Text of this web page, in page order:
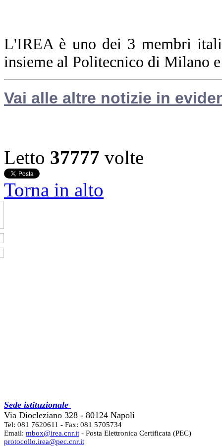
L'IREA è uno dei 3 membri
insieme al Politecnico di Milano
Vai alle altre notizie in
Letto 37777 volte
Torna in alto
Sede istituzionale
Via Diocleziano 328 - 80124 Napoli
Tel: 081 7620611 - Fax: 081 5705734
Email: mbox@irea.cnr.it - Posta Elettronica Certificata (PEC)
protocollo.irea@pec.cnr.it